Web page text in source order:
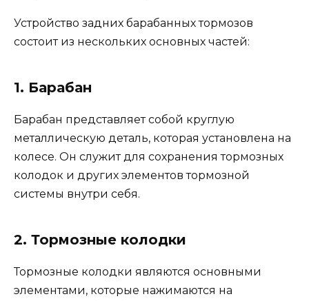
Устройство задних барабанных тормозов
состоит из нескольких основных частей:
1. Барабан
Барабан представляет собой круглую
металлическую деталь, которая установлена на
колесе. Он служит для сохранения тормозных
колодок и других элементов тормозной
системы внутри себя.
2. Тормозные колодки
Тормозные колодки являются основными
элементами, которые нажимаются на